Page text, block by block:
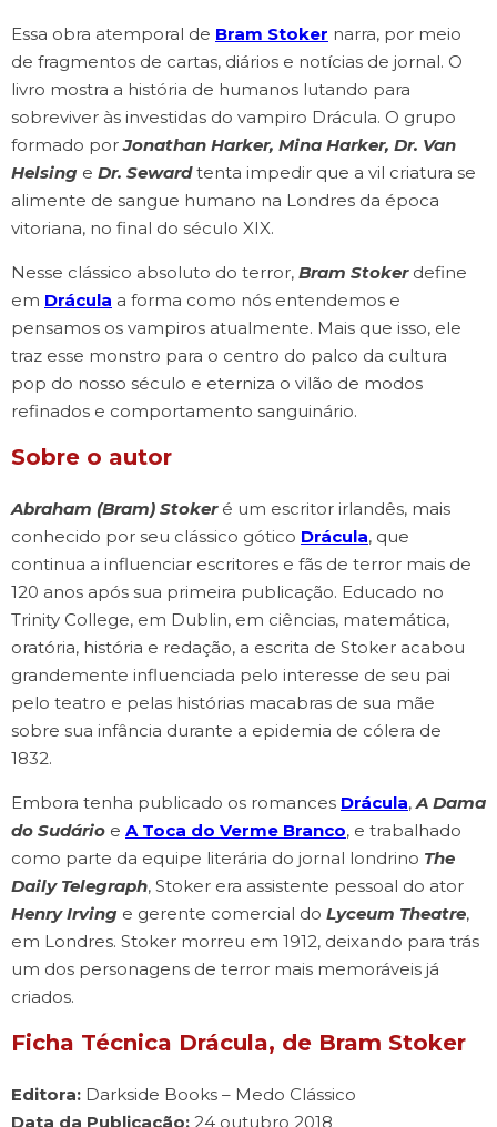
Essa obra atemporal de Bram Stoker narra, por meio
de fragmentos de cartas, diários e notícias de jornal. O
livro mostra a história de humanos lutando para
sobreviver às investidas do vampiro Drácula. O grupo
formado porJonathan Harker, Mina Harker, Dr. Van
Helsing e Dr. Sewardtenta impedir que a vil criatura se
alimente de sangue humano na Londres da época
vitoriana, no final do século XIX.
Nesse clássico absoluto do terror, Bram Stokerdefine
em Drácula a forma como nós entendemos e
pensamos os vampiros atualmente. Mais que isso, ele
traz esse monstro para o centro do palco da cultura
pop do nosso século e eterniza o vilão de modos
refinados e comportamento sanguinário.
Sobre o autor
Abraham (Bram) Stokeré um escritor irlandês, mais
conhecido por seu clássico gótico Drácula, que
continua a influenciar escritores e fãs de terror mais de
120 anos após sua primeira publicação. Educado no
Trinity College, em Dublin, em ciências, matemática,
oratória, história e redação, a escrita de Stoker acabou
grandemente influenciada pelo interesse de seu pai
pelo teatro e pelas histórias macabras de sua mãe
sobre sua infância durante a epidemia de cólera de
1832.
Embora tenha publicado os romances Drácula,A Dama
do Sudário e A Toca do Verme Branco, e trabalhado
como parte da equipe literária do jornal londrino The
Daily Telegraph, Stoker era assistente pessoal do ator
Henry Irving e gerente comercial do Lyceum Theatre,
em Londres. Stoker morreu em 1912, deixando para trás
um dos personagens de terror mais memoráveis ​​já
criados.
Ficha Técnica Drácula, de Bram Stoker
Editora: Darkside Books – Medo Clássico
Data da Publicação: ‎24 outubro 2018